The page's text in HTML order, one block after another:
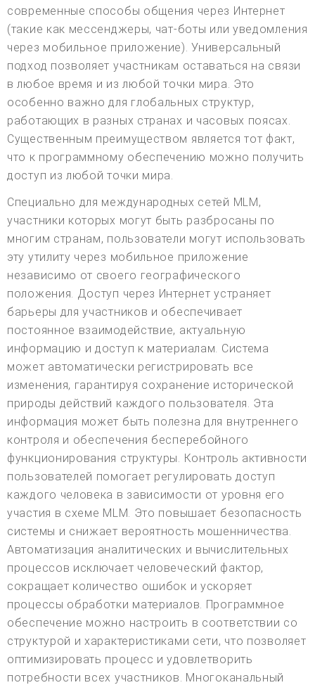
современные способы общения через Интернет
(такие как мессенджеры, чат-боты или уведомления
через мобильное приложение). Универсальный
подход позволяет участникам оставаться на связи
в любое время и из любой точки мира. Это
особенно важно для глобальных структур,
работающих в разных странах и часовых поясах.
Существенным преимуществом является тот факт,
что к программному обеспечению можно получить
доступ из любой точки мира.
Специально для международных сетей MLM,
участники которых могут быть разбросаны по
многим странам, пользователи могут использовать
эту утилиту через мобильное приложение
независимо от своего географического
положения. Доступ через Интернет устраняет
барьеры для участников и обеспечивает
постоянное взаимодействие, актуальную
информацию и доступ к материалам. Система
может автоматически регистрировать все
изменения, гарантируя сохранение исторической
природы действий каждого пользователя. Эта
информация может быть полезна для внутреннего
контроля и обеспечения бесперебойного
функционирования структуры. Контроль активности
пользователей помогает регулировать доступ
каждого человека в зависимости от уровня его
участия в схеме MLM. Это повышает безопасность
системы и снижает вероятность мошенничества.
Автоматизация аналитических и вычислительных
процессов исключает человеческий фактор,
сокращает количество ошибок и ускоряет
процессы обработки материалов. Программное
обеспечение можно настроить в соответствии со
структурой и характеристиками сети, что позволяет
оптимизировать процесс и удовлетворить
потребности всех участников. Многоканальный